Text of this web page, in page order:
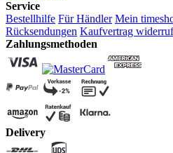
Service
Bestellhilfe Für Händler Mein
Rücksendungen Kaufvertrag
Zahlungsmethoden
Delivery